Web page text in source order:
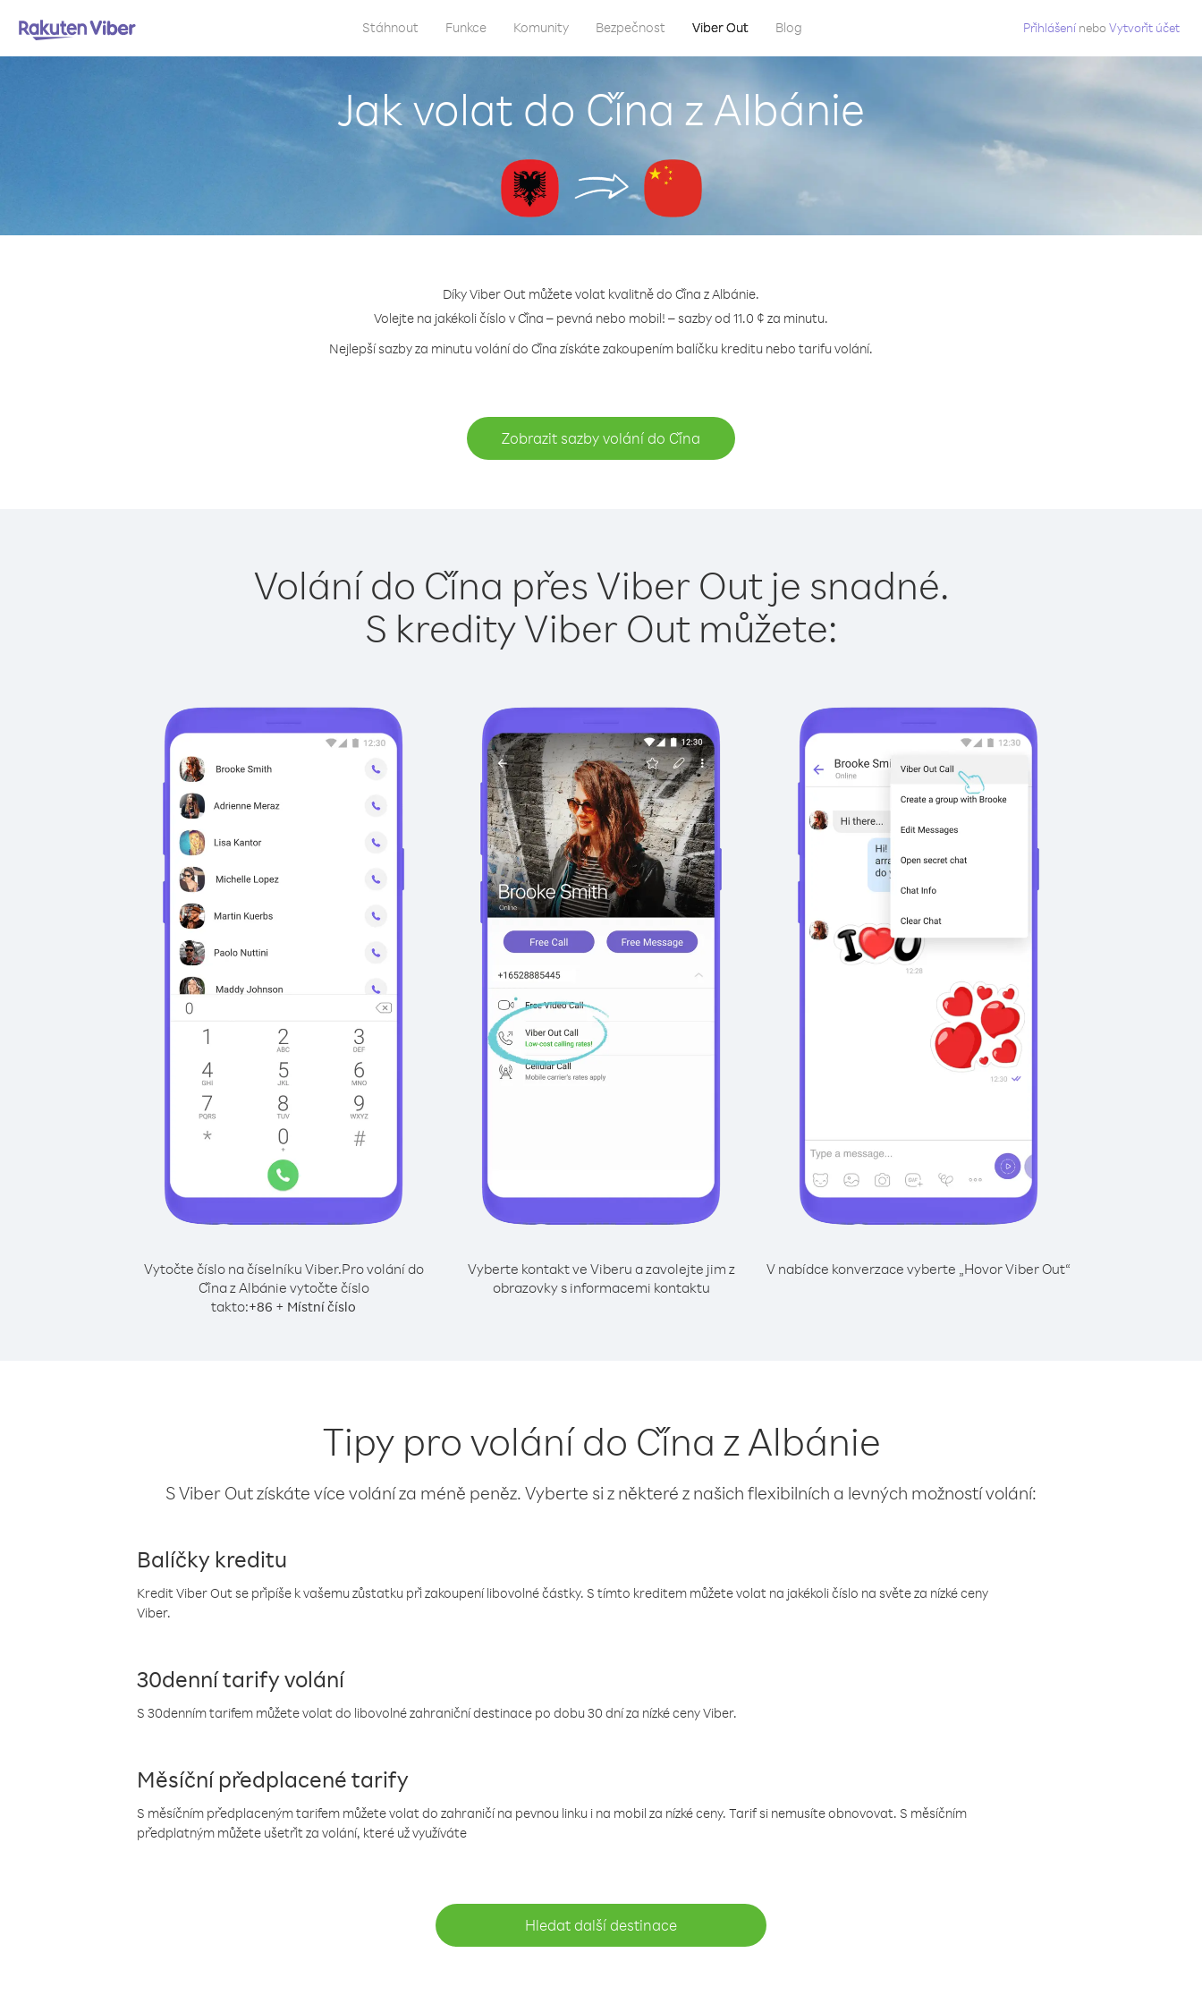
Stáhnout Funkce Komunity Bezpečnost Viber Out Blog Přihlášení neboVytvořit účet
Jak volat do Čína z Albánie
Díky Viber Out můžete volat kvalitně do Čína z Albánie.
Volejte na jakékoli číslo v Čína – pevná nebo mobil! – sazby od 11.0 ¢ za minutu.
Nejlepší sazby za minutu volání do Čína získáte zakoupením balíčku kreditu nebo tarifu volání.
Zobrazit sazby volání do Čína
Volání do Čína přes Viber Out je snadné.
S kredity Viber Out můžete:
Vytočte číslo na číselníku Viber.Pro volání do
Čína z Albánie vytočte číslo
takto:+86 + Místní číslo
Vyberte kontakt ve Viberu a zavolejte jim z
obrazovky s informacemi kontaktu
V nabídce konverzace vyberte „Hovor Viber Out“
Tipy pro volání do Čína z Albánie
S Viber Out získáte více volání za méně peněz. Vyberte si z některé z našich flexibilních a levných možností volání:
Balíčky kreditu
Kredit Viber Out se připíše k vašemu zůstatku při zakoupení libovolné částky. S tímto kreditem můžete volat na jakékoli číslo na světe za nízké ceny
Viber.
30denní tarify volání
S 30denním tarifem můžete volat do libovolné zahraniční destinace po dobu 30 dní za nízké ceny Viber.
Měsíční předplacené tarify
S měsíčním předplaceným tarifem můžete volat do zahraničí na pevnou linku i na mobil za nízké ceny. Tarif si nemusíte obnovovat. S měsíčním
předplatným můžete ušetřit za volání, které už využíváte
Hledat další destinace